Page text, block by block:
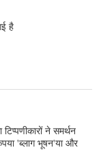
है
ने समर्थन
'ब्लाग भूषन'या और